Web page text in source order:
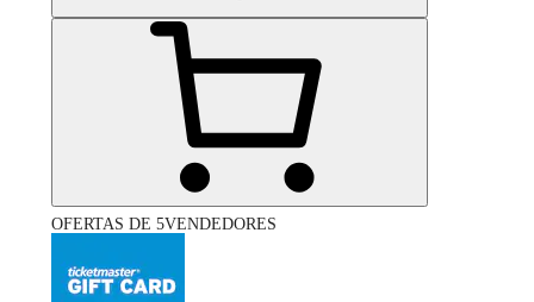
OFERTAS DE 5VENDEDORES